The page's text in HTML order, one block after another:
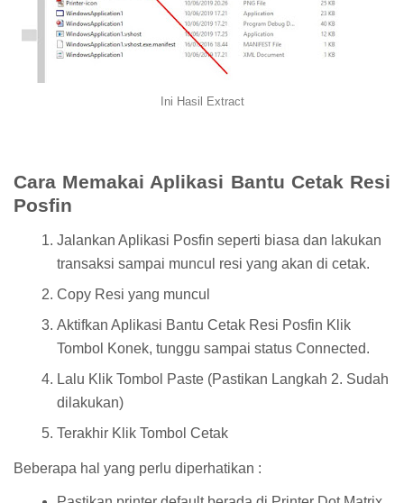
Ini Hasil Extract
Cara Memakai Aplikasi Bantu Cetak Resi
Posfin
Jalankan Aplikasi Posfin seperti biasa dan lakukan
transaksi sampai muncul resi yang akan di cetak.
Copy Resi yang muncul
Aktifkan Aplikasi Bantu Cetak Resi Posfin Klik
Tombol Konek, tunggu sampai status Connected.
Lalu Klik Tombol Paste (Pastikan Langkah 2. Sudah
dilakukan)
Terakhir Klik Tombol Cetak
Beberapa hal yang perlu diperhatikan :